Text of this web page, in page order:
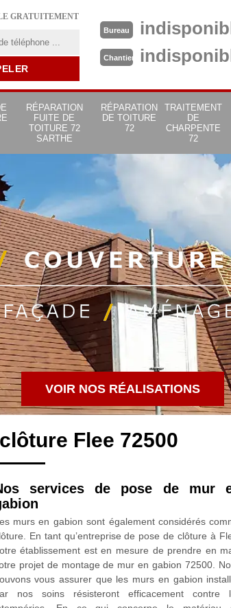
GRATUITEMENT
Bureau
Chantier
RÉPARATION
FUITE DE
TOITURE 72
SARTHE
RÉPARATION
DE TOITURE
72
TRAITEMENT
DE
CHARPENTE
72
VOIR NOS RÉALISATIONS
Flee 72500
services de pose de mur
murs en gabion sont également considérés
En tant qu’entreprise de pose de clôture à
établissement est en mesure de prendre en
projet de montage de mur en gabion 72500.
vous assurer que les murs en gabion
nos soins résisteront efficacement contre